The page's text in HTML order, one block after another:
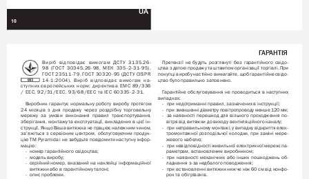
UA
10
ГАРАНТІЯ
Виріб відповідає вимогам ДСТУ 3135.26- Претензії не будуть розглянуті без гарантійного свідо-
98 (ГОСТ 30345.26-98, МЕК 335-2-31-95), цтва з датою продажу та штампом організації торгівлі. При
ГОСТ 23511-79, ГОСТ 30320-95 (ДСТУ CISPR покупці виробу настійно вимагайте, щоб гарантійне свідо-
14-1:2004).
Виріб відповідає вимогам на- цтво було правильно заповнено.
ступних європейських норм: директива EMC 89/336
/ EEC, 92/31/EEC, 93/68/ЕЕС та IEC 60335-2-31. Гарантійне обслуговування не проводиться в наступних
випадках:
Виробник гарантує нормальну роботу виробу протягом -
при недотриманні правил, зазначених в інструкції;
24 місяців з дня продажу через роздрібну торговельну - при зменшенні діаметру повітропроводу менше 120 мм;
мережу за умови виконання правил транспортування, - за наявності перешкод для вільного проходження по-
зберігання, монтажу та експлуатації, викладених в цієї ін- вітря від витяжки до виходу вентиляційного каналу;
струкції. Якщо Ваша витяжка не працює належним чином, - при неправильному монтажі, у випадку відкриття елек-
зв’яжіться з сервісним центром, обслуговуючим продук- тромонтажної розподільчої колодки, при заміні мере-
цію ТМ Pyramida і не забудьте повідомити наступну інфор-
жевого кабелю;
мацію:
- при невідповідності живильної електричної мережі па-
- номер гарантійного свідоцтва;
раметрам, встановленим виробником;
- модель виробу; - при наявності механічних або інших пошкоджень об-
- серійний номер, вказаний на наклейці інформаційної
ладнання з-за недбалого поводження;
витяжки або в гарантійному талоні;
- при встановленні витяжки нижче ніж 60 см від конфо-
- опис проблеми. рок та обігрівачів.